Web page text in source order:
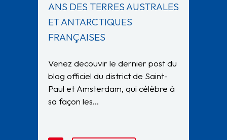
ANS DES TERRES AUSTRALES
ET ANTARCTIQUES
FRANÇAISES
Venez decouvir le dernier post du
blog officiel du district de Saint-
Paul et Amsterdam, qui célèbre à
sa façon les…